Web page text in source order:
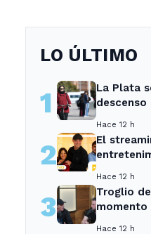
LO ÚLTIMO
1
La Plata
Hace 12 h
2
El
Hace 12 h
3
Troglio
momento
Hace 12 h